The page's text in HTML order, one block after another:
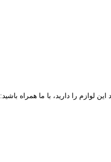
لوازم را دارید، با ما همراه باشید: